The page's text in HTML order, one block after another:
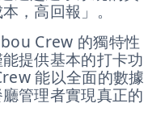
，高回報」。
Crew 的獨特性
提供基本的打卡功
能以全面的數據
管理者實現真正的